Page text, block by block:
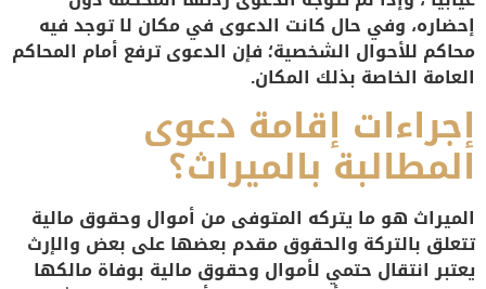
إحضاره، وفي حال كانت الدعوى في مكان لا توجد فيه
محاكم للأحوال الشخصية؛ فإن الدعوى ترفع أمام المحاكم
العامة الخاصة بذلك المكان.
إجراءات إقامة دعوى
المطالبة بالميراث؟
الميراث هو ما يتركه المتوفى من أموال وحقوق مالية
تتعلق بالتركة والحقوق مقدم بعضها على بعض والإرث
يعتبر انتقال حتمي لأموال وحقوق مالية بوفاة مالكها